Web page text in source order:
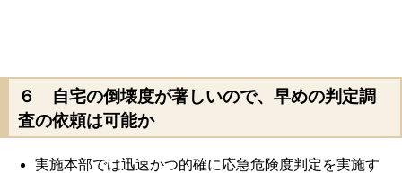
６ 自宅の倒壊度が著しいので、早めの判定調
査の依頼は可能か
実施本部では迅速かつ的確に応急危険度判定を実施す